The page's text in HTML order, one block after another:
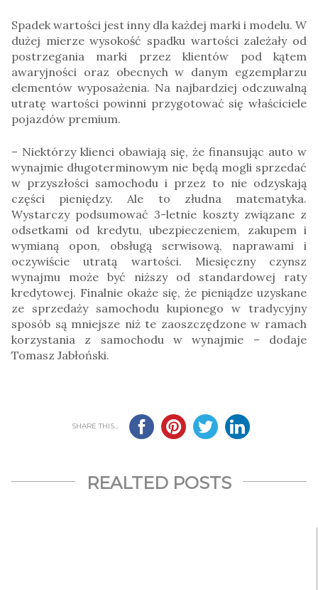
Spadek wartości jest inny dla każdej marki i modelu. W
dużej mierze wysokość spadku wartości zależały od
postrzegania marki przez klientów pod kątem
awaryjności oraz obecnych w danym egzemplarzu
elementów wyposażenia. Na najbardziej odczuwalną
utratę wartości powinni przygotować się właściciele
pojazdów premium.
– Niektórzy klienci obawiają się, że finansując auto w
wynajmie długoterminowym nie będą mogli sprzedać
w przyszłości samochodu i przez to nie odzyskają
części pieniędzy. Ale to złudna matematyka.
Wystarczy podsumować 3-letnie koszty związane z
odsetkami od kredytu, ubezpieczeniem, zakupem i
wymianą opon, obsługą serwisową, naprawami i
oczywiście utratą wartości. Miesięczny czynsz
wynajmu może być niższy od standardowej raty
kredytowej. Finalnie okaże się, że pieniądze uzyskane
ze sprzedaży samochodu kupionego w tradycyjny
sposób są mniejsze niż te zaoszczędzone w ramach
korzystania z samochodu w wynajmie – dodaje
Tomasz Jabłoński.
SHARE THIS...
REALTED POSTS